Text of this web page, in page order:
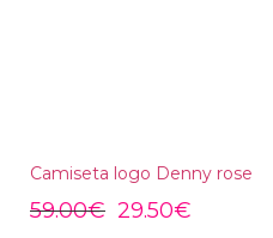
Camiseta logo Denny rose
59.00€ 29.50€